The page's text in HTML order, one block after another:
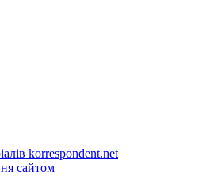
korrespondent.net
сайтом